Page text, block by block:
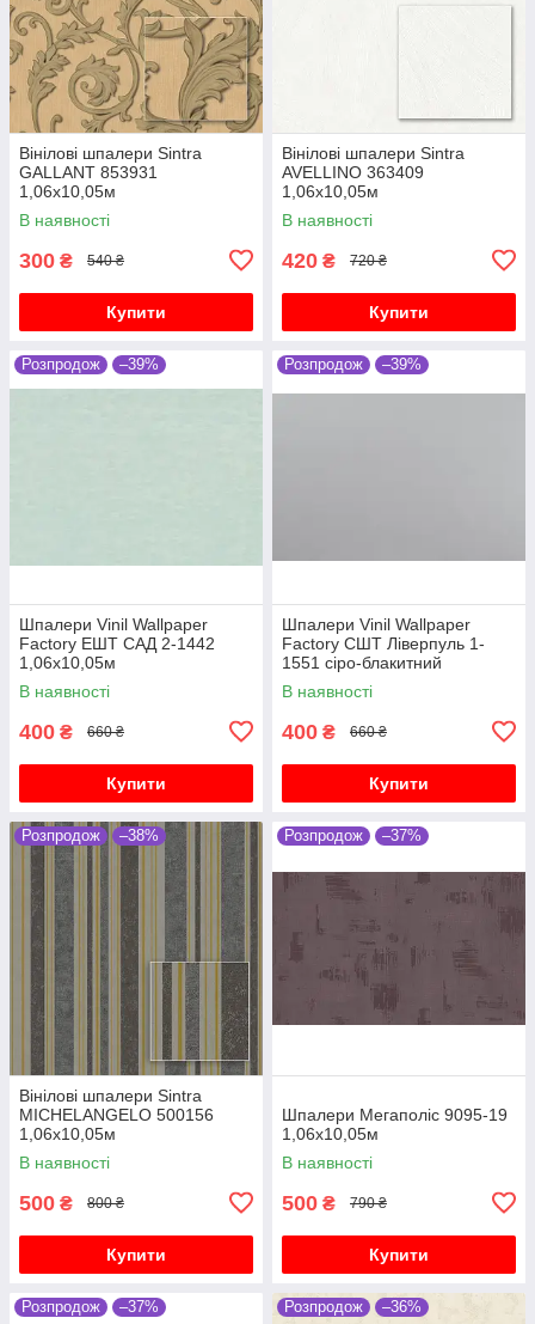
Вінілові шпалери Sintra
GALLANT 853931
1,06х10,05м
В наявності
300 ₴ 540 ₴
Купити
Вінілові шпалери Sintra
AVELLINO 363409
1,06х10,05м
В наявності
420 ₴ 720 ₴
Купити
Розпродож –39%
Шпалери Vinil Wallpaper
Factory ЕШТ САД 2-1442
1,06х10,05м
В наявності
400 ₴ 660 ₴
Купити
Розпродож –39%
Шпалери Vinil Wallpaper
Factory СШТ Ліверпуль 1-
1551 сіро-блакитний
1,06х10,05м
В наявності
400 ₴ 660 ₴
Купити
Розпродож –38%
Вінілові шпалери Sintra
MICHELANGELO 500156
1,06х10,05м
В наявності
500 ₴ 800 ₴
Купити
Розпродож –37%
Шпалери Мегаполіс 9095-19
1,06х10,05м
В наявності
500 ₴ 790 ₴
Купити
Розпродож –37% Розпродож –36%